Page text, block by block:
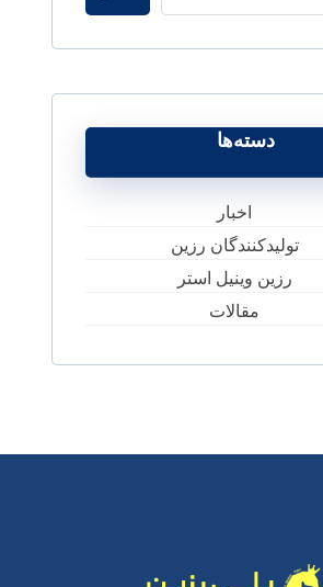
دسته‌ها
اخبار
تولیدکنندگان رزین
رزین وینیل استر
مقالات